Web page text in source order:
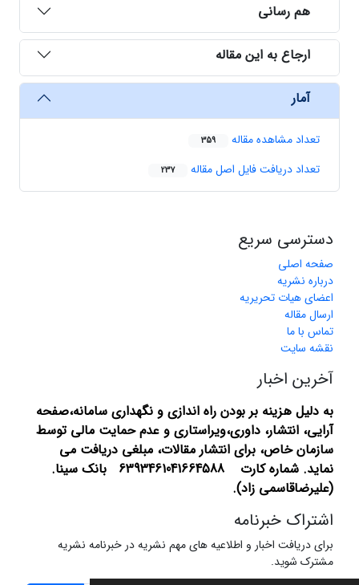
هم رسانی
ارجاع به این مقاله
آمار
تعداد مشاهده مقاله 359
تعداد دریافت فایل اصل مقاله 237
دسترسی سریع
صفحه اصلی
درباره نشریه
اعضای هیات تحریریه
ارسال مقاله
تماس با ما
نقشه سایت
آخرین اخبار
به دلیل هزینه بر بودن راه اندازی و نگهداری سامانه،صفحه
آرایی، انتشار، داوری،ویراستاری و عدم حمایت مالی توسط
سازمان خاص، برای انتشار مقالات، مبلغی دریافت می
نماید.
شماره کارت 6393461041664588 بانک سینا.
(علیرضاقاسمی زاد).
اشتراک خبرنامه
برای دریافت اخبار و اطلاعیه های مهم نشریه در خبرنامه نشریه
مشترک شوید.